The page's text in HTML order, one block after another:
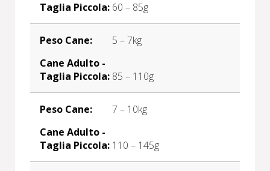
60 – 85g
5 – 7kg
85 – 110g
7 – 10kg
110 – 145g